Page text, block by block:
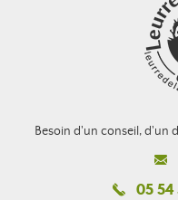
Besoin d'un conseil, d'un
05 54